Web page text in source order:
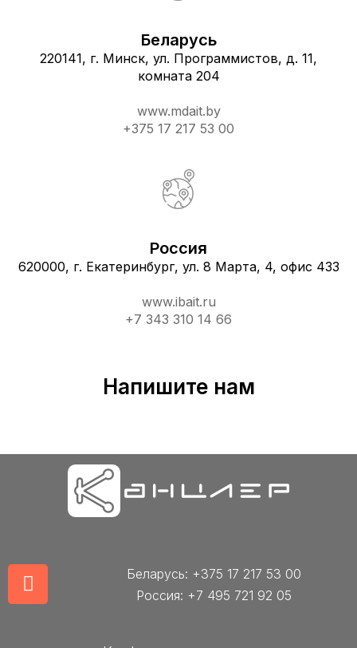
Беларусь
220141, г. Минск, ул. Программистов, д. 11,
комната 204
www.mdait.by
+375 17 217 53 00
Россия
620000, г. Екатеринбург, ул. 8 Марта, 4, офис 433
www.ibait.ru
+7 343 310 14 66
Напишите нам
Беларусь: +375 17 217 53 00
Россия: +7 495 721 92 05